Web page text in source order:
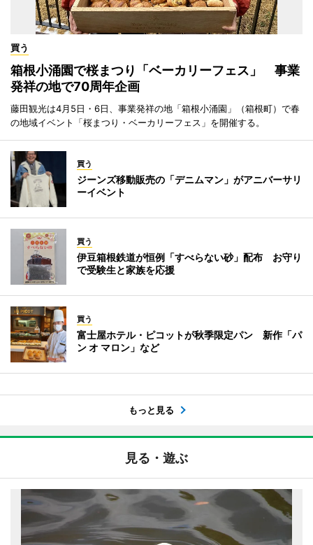
買う
箱根小涌園で桜まつり「ベーカリーフェス」 事業
発祥の地で70周年企画
藤田観光は4月5日・6日、事業発祥の地「箱根小涌園」（箱根町）で春
の地域イベント「桜まつり・ベーカリーフェス」を開催する。
買う
ジーンズ移動販売の「デニムマン」がアニバーサリ
ーイベント
買う
伊豆箱根鉄道が恒例「すべらない砂」配布 お守り
で受験生と家族を応援
買う
富士屋ホテル・ピコットが秋季限定パン 新作「パ
ン オ マロン」など
もっと見る
見る・遊ぶ